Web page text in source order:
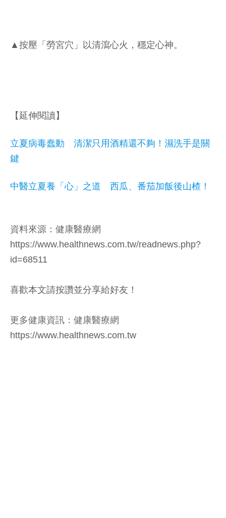
▲按壓「勞宮穴」以清瀉心火，穩定心神。
【延伸閱讀】
立夏病毒蠢動 清潔只用酒精還不夠！濕洗手是關
鍵
中醫立夏養「心」之道 西瓜、番茄加飯後山楂！
資料來源：健康醫療網
https://www.healthnews.com.tw/readnews.php?
id=68511
喜歡本文請按讚並分享給好友！
更多健康資訊：健康醫療網
https://www.healthnews.com.tw